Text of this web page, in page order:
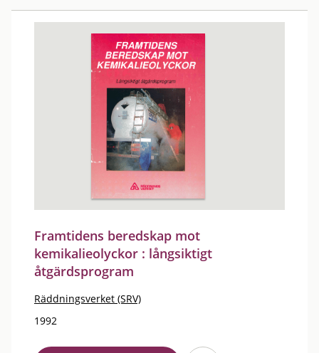
Framtidens beredskap mot
kemikalieolyckor : långsiktigt
åtgärdsprogram
Räddningsverket (SRV)
1992